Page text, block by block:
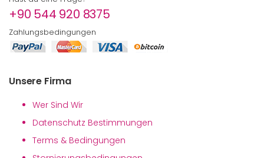
+90 544 920 8375
Zahlungsbedingungen
Unsere Firma
Wer Sind Wir
Datenschutz Bestimmungen
Terms & Bedingungen